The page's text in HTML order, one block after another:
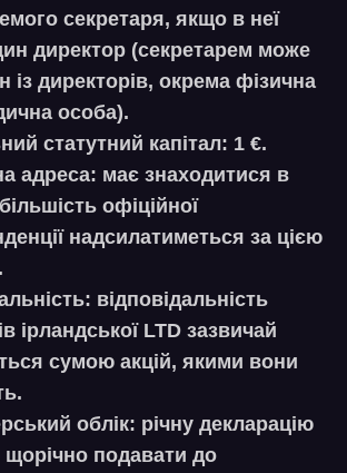
секретаря, якщо в неї
директор (секретарем може
із директорів, окрема фізична
особа).
статутний капітал: 1 €.
адреса: має знаходитися в
більшість офіційної
надсилатиметься за цією
відповідальність
ірландської LTD зазвичай
сумою акцій, якими вони
облік: річну декларацію
щорічно подавати до